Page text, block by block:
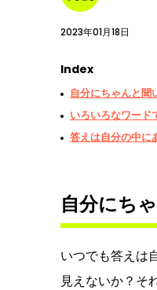
2023年01月18日
Index
自分にちゃんと聞
いろいろなワード
答えは自分の中に
自分にち
いつでも答えは
見えないか？そ